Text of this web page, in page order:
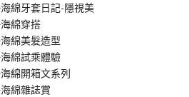
海綿牙套日記-隱視美
海綿穿搭
海綿美髮造型
海綿試乘體驗
海綿開箱文系列
海綿雜誌賞